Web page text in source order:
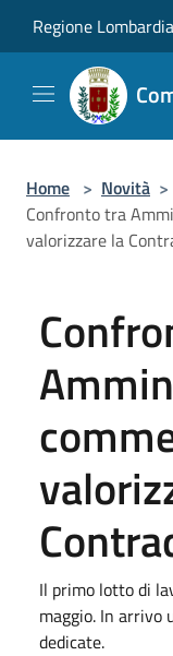
Regione Lombardia
Home > Novità >
Confronto tra
valorizzare la
Il primo lotto di
maggio. In arrivo
dedicate.